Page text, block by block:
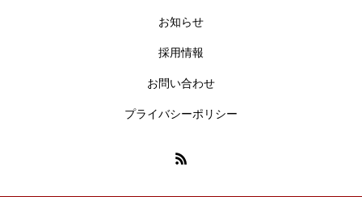
お知らせ
採用情報
お問い合わせ
プライバシーポリシー